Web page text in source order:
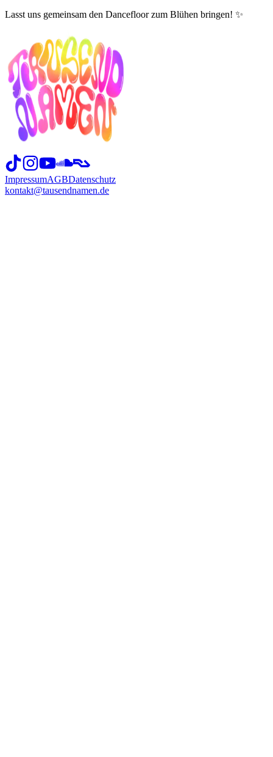
Lasst uns gemeinsam den Dancefloor zum Blühen bringen! ✨
ImpressumAGBDatenschutz
kontakt@tausendnamen.de